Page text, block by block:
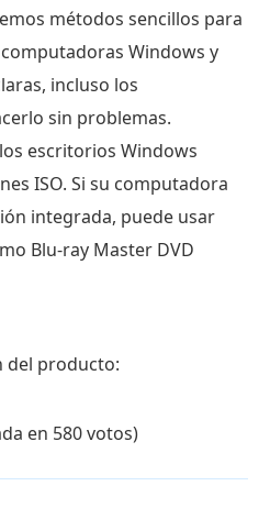
métodos sencillos para
Windows y
incluso los
sin problemas.
escritorios Windows
ISO. Si su computadora
integrada, puede usar
Blu-ray Master DVD
del producto:
en 580 votos)